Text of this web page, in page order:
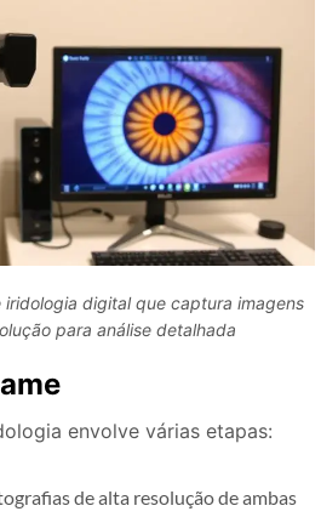
digital que captura imagens
para análise detalhada
envolve várias etapas:
de alta resolução de ambas